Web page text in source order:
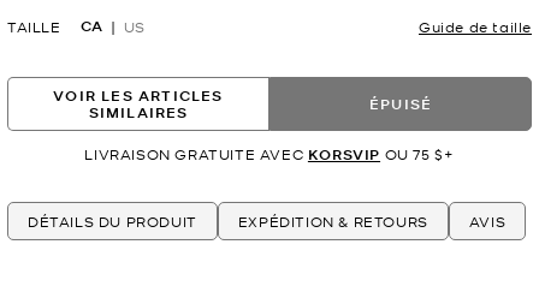
TAILLE CA US Guide de taille
VOIR LES ARTICLES
SIMILAIRES
ÉPUISÉ
LIVRAISON GRATUITE AVEC KORSVIP OU 75 $+
DÉTAILS DU PRODUIT EXPÉDITION & RETOURS AVIS